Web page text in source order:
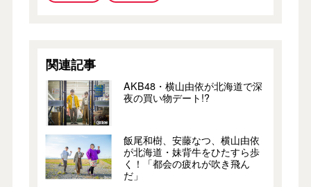
関連記事
AKB48・横山由依が北海道で深
夜の買い物デート!?
飯尾和樹、安藤なつ、横山由依
が北海道・妹背牛をひたすら歩
く！「都会の疲れが吹き飛ん
だ」